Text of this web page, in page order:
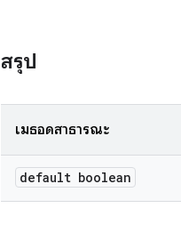
สรุป
เมธอดสาธารณะ
default boolean